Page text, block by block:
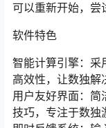
可以重新开始，尝
软件特色
智能计算引擎：采
高效性，让数独解
用户友好界面：简
技巧，专注于数独